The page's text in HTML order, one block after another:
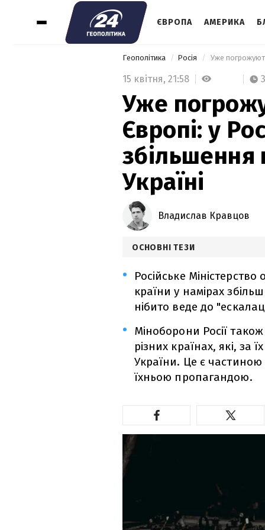
ЄВРОПА АМЕРИКА
Геополітика Росія
15 квітня, 21:58
Уже
Європі: у
збільшення
Україні
Владислав Кравцов
ОСНОВНІ ТЕЗИ
Російське
країни у намірах
нібито веде до
Міноборони Росії
різних країнах, які,
України. Це є частиною
їхньою пропагандою.